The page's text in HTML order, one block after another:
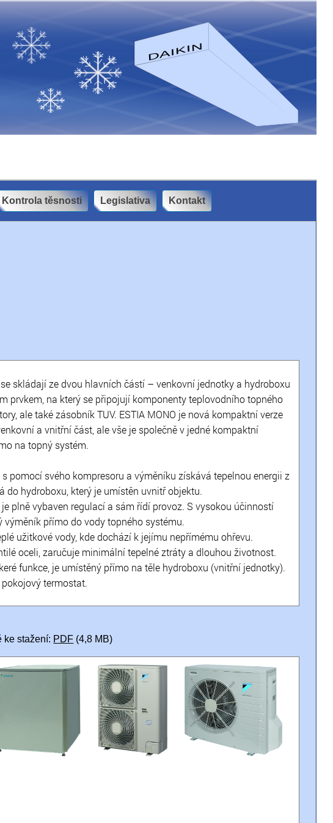
Kontrola těsnosti Legislativa Kontakt
skládají ze dvou hlavních částí – venkovní jednotky a hydroboxu
prvkem, na který se připojují komponenty teplovodního topného
ale také zásobník TUV. ESTIA MONO je nová kompaktní verze
a vnitřní část, ale vše je společně v jedné kompaktní
na topný systém.
pomocí svého kompresoru a výměníku získává tepelnou energii z
do hydroboxu, který je umístěn uvnitř objektu.
plně vybaven regulací a sám řídí provoz. S vysokou účinností
přímo do vody topného systému.
užitkové vody, kde dochází k jejímu nepřímému ohřevu.
oceli, zaručuje minimální tepelné ztráty a dlouhou životnost.
funkce, je umístěný přímo na těle hydroboxu (vnitřní jednotky).
termostat.
ke stažení: PDF (4,8 MB)